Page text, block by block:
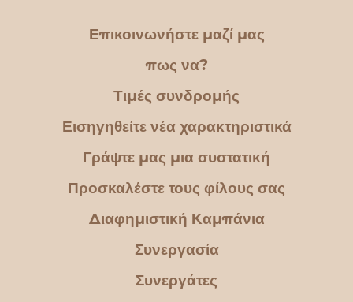
Επικοινωνήστε μαζί μας
πως να?
Τιμές συνδρομής
Εισηγηθείτε νέα χαρακτηριστικά
Γράψτε μας μια συστατική
Προσκαλέστε τους φίλους σας
Διαφημιστική Καμπάνια
Συνεργασία
Συνεργάτες